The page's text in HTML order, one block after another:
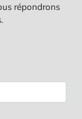
répondrons